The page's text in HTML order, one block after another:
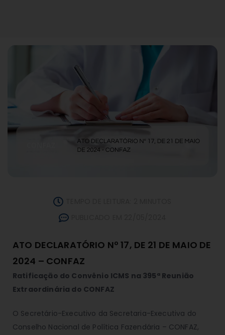
ATO DECLARATÓRIO Nº 17, DE 21 DE MAIO DE
2024 – CONFAZ
Ratificação do Convênio ICMS na 395ª Reunião
Extraordinária do CONFAZ
O Secretário-Executivo da Secretaria-Executiva do
Conselho Nacional de Política Fazendária – CONFAZ,